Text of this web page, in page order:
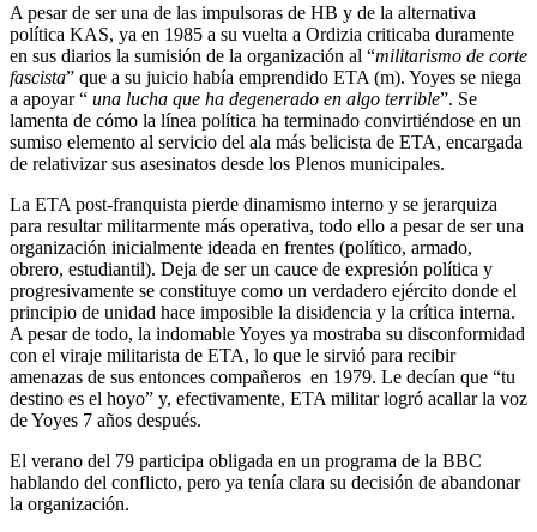
A pesar de ser una de las impulsoras de HB y de la alternativa
política KAS, ya en 1985 a su vuelta a Ordizia criticaba duramente
en sus diarios la sumisión de la organización al “militarismo de corte
fascista” que a su juicio había emprendido ETA (m). Yoyes se niega
a apoyar “ una lucha que ha degenerado en algo terrible”. Se
lamenta de cómo la línea política ha terminado convirtiéndose en un
sumiso elemento al servicio del ala más belicista de ETA, encargada
de relativizar sus asesinatos desde los Plenos municipales.
La ETA post-franquista pierde dinamismo interno y se jerarquiza
para resultar militarmente más operativa, todo ello a pesar de ser una
organización inicialmente ideada en frentes (político, armado,
obrero, estudiantil). Deja de ser un cauce de expresión política y
progresivamente se constituye como un verdadero ejército donde el
principio de unidad hace imposible la disidencia y la crítica interna.
A pesar de todo, la indomable Yoyes ya mostraba su disconformidad
con el viraje militarista de ETA, lo que le sirvió para recibir
amenazas de sus entonces compañeros en 1979. Le decían que “tu
destino es el hoyo” y, efectivamente, ETA militar logró acallar la voz
de Yoyes 7 años después.
El verano del 79 participa obligada en un programa de la BBC
hablando del conflicto, pero ya tenía clara su decisión de abandonar
la organización.